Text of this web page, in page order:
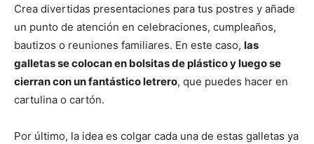
Crea divertidas presentaciones para tus postres y añade
un punto de atención en celebraciones, cumpleaños,
bautizos o reuniones familiares. En este caso, las
galletas se colocan en bolsitas de plástico y luego se
cierran con un fantástico letrero, que puedes hacer en
cartulina o cartón.
Por último, la idea es colgar cada una de estas galletas ya